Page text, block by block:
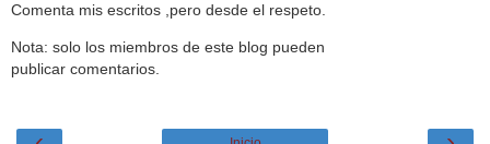
Comenta mis escritos ,pero desde el respeto.
Nota: solo los miembros de este blog pueden
publicar comentarios.